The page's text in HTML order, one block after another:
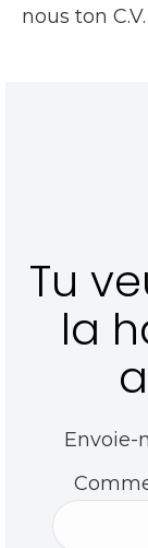
nous ton C.V.
Tu
la
Envoie-